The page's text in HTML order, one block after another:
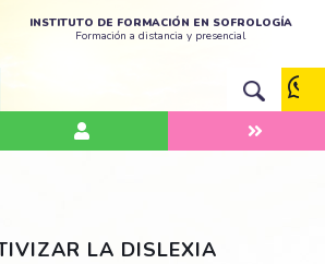
INSTITUTO DE FORMACIÓN EN SOFROLOGÍA
Formación a distancia y presencial
LA DISLEXIA